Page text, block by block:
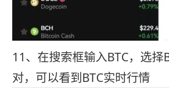
11、在搜索框输入BTC，选择
对，可以看到BTC实时行情